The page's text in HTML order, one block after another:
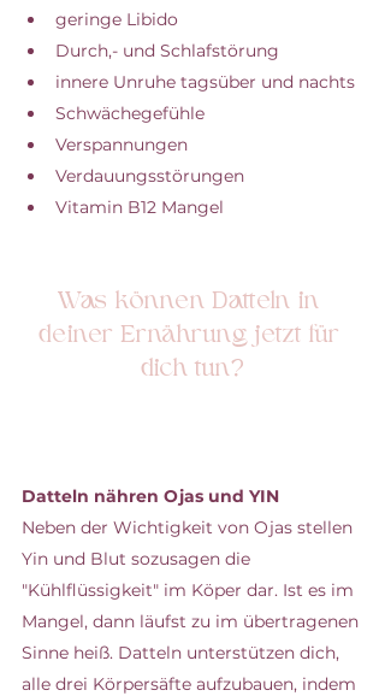
geringe Libido
Durch,- und Schlafstörung
innere Unruhe tagsüber und nachts
Schwächegefühle
Verspannungen
Verdauungsstörungen
Vitamin B12 Mangel
Was können Datteln in
deiner Ernährung jetzt für
dich tun?
Datteln nähren Ojas und YIN
Neben der Wichtigkeit von Ojas stellen
Yin und Blut sozusagen die
"Kühlflüssigkeit" im Köper dar. Ist es im
Mangel, dann läufst zu im übertragenen
Sinne heiß. Datteln unterstützen dich,
alle drei Körpersäfte aufzubauen, indem